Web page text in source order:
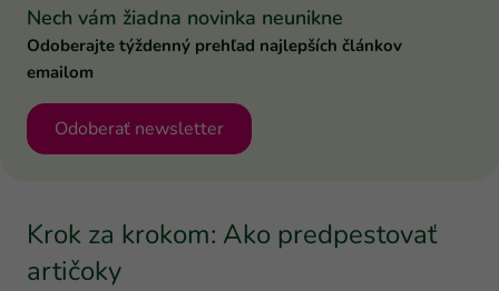
Nech vám žiadna novinka neunikne
Odoberajte týždenný prehľad najlepších článkov
emailom
Odoberať newsletter
Krok za krokom: Ako predpestovať
artičoky